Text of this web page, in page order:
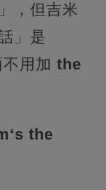
，但吉米
」是
用加 the
the